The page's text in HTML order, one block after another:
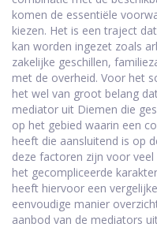
komen de essentiële
kiezen. Het is een traject
kan worden ingezet zoals
zakelijke geschillen,
met de overheid. Voor het
het wel van groot belang
mediator uit Diemen die
op het gebied waarin een
heeft die aansluitend is op
deze factoren zijn voor
het gecompliceerde
heeft hiervoor een
eenvoudige manier
aanbod van de mediators